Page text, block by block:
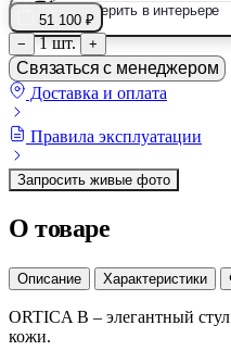
Примерить в интерьере
51 100 ₽
−
1 шт. +
Связаться с менеджером
Доставка и оплата
Правила эксплуатации
Запросить живые фото
О товаре
Описание Характеристики
ORTICA B – элегантный
кожи.